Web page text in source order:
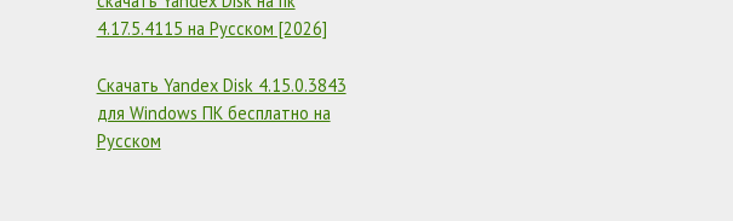
4.17.5.4115 на Русском [2026]
Скачать Yandex Disk 4.15.0.3843
для Windows ПК бесплатно на
Русском